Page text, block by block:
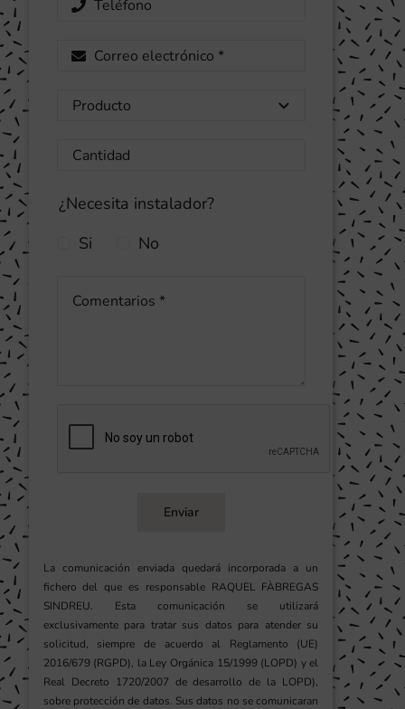
¿Necesita instalador?
Si
No
Enviar
La comunicación enviada quedará incorporada a un
fichero del que es responsable RAQUEL FÀBREGAS
SINDREU. Esta comunicación se utilizará
exclusivamente para tratar sus datos para atender su
solicitud, siempre de acuerdo al Reglamento (UE)
2016/679 (RGPD), la Ley Orgánica 15/1999 (LOPD) y el
Real Decreto 1720/2007 de desarrollo de la LOPD),
sobre protección de datos. Sus datos no se comunicaran